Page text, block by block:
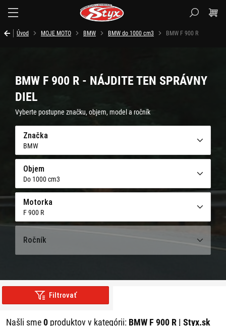
Úvod MOJE MOTO BMW BMW do 1000 cm3 BMW F 900 R
BMW F 900 R - NÁJDITE TEN SPRÁVNY
DIEL
Vyberte postupne značku, objem, model a ročník
Značka
BMW
Objem
Do 1000 cm3
Motorka
F 900 R
Ročník
Filtrovať
Našli sme0 produktov v kategórii: BMW F 900 R | Styx.sk